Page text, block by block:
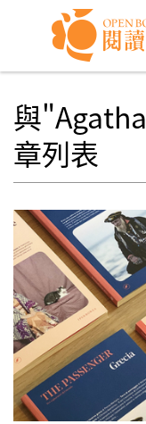
Skip to navigation
移至主內容
與
章列表